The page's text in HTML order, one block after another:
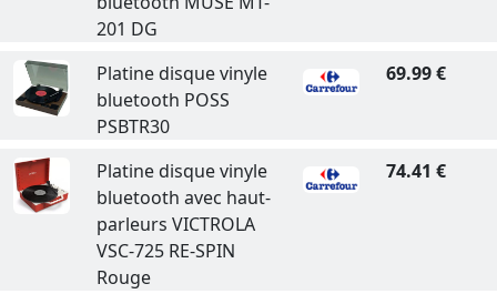
201 DG
Platine disque vinyle
bluetooth POSS
PSBTR30
69.99 €
Platine disque vinyle
bluetooth avec haut-
parleurs VICTROLA
VSC-725 RE-SPIN
Rouge
74.41 €